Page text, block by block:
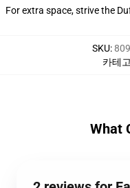
For extra space, strive the
SKU:
카테
What